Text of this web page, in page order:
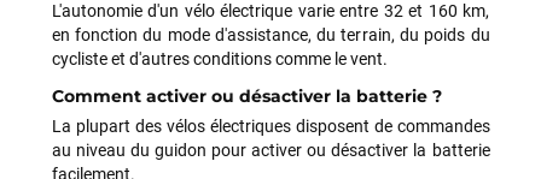
L'autonomie d'un vélo électrique varie entre 32 et 160 km,
en fonction du mode d'assistance, du terrain, du poids du
cycliste et d'autres conditions comme le vent.
Comment activer ou désactiver la batterie ?
La plupart des vélos électriques disposent de commandes
au niveau du guidon pour activer ou désactiver la batterie
facilement.
Jean-Marc TAMAYO
il y a 2 semaines
J'ai acheté un Mondraker Chaser chez Funway Vélo à La
Garde en octobre 2024 et, dès le départ, j'ai été très satisfait
à plusieurs amis, dont cinq ont finalement acheté le même
modèle. J'ai ensuite rencontré une série de problèmes